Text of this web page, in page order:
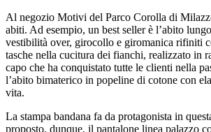
Al negozio Motivi del Parco Corolla di
abiti. Ad esempio, un best seller è l’abito
vestibilità over, girocollo e giromanica rifiniti
tasche nella cucitura dei fianchi, realizzato in
capo che ha conquistato tutte le clienti nella
l’abito bimaterico in popeline di cotone con
vita.
La stampa bandana fa da protagonista in
proposto, dunque, il pantalone linea palazzo